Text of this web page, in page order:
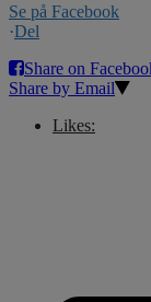
Se på Facebook
·Del
Share on
Share by Email
Likes: